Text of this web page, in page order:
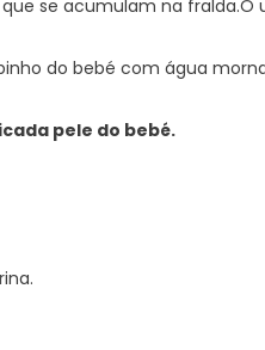
se acumulam na fralda.O
do bebé com água
pele do bebé.